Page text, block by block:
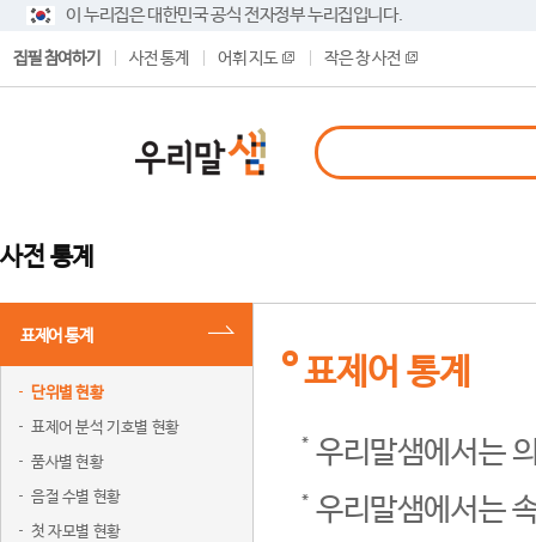
이 누리집은 대한민국 공식 전자정부 누리집입니다.
집필 참여하기 사전 통계 어휘 지도 작은 창 사전
사전 통계
표제어 통계
단위별 현황
표제어 분석 기호별 현황
품사별 현황
음절 수별 현황
첫 자모별 현황
표제어 통계
우리말샘에서는
우리말샘에서는